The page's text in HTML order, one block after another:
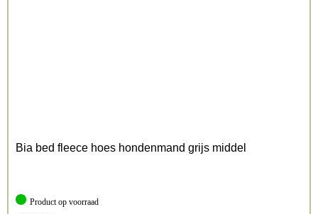
Bia bed fleece hoes hondenmand grijs middel
Product op voorraad